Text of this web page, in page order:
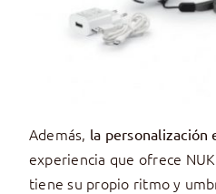
Además, la personalización
experiencia que ofrece
tiene su propio ritmo y